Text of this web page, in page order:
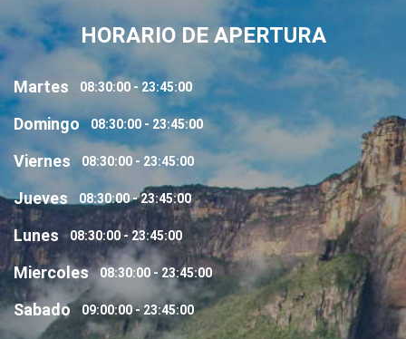
HORARIO DE APERTURA
Martes 08:30:00 - 23:45:00
Domingo 08:30:00 - 23:45:00
Viernes 08:30:00 - 23:45:00
Jueves 08:30:00 - 23:45:00
Lunes 08:30:00 - 23:45:00
Miercoles 08:30:00 - 23:45:00
Sabado 09:00:00 - 23:45:00